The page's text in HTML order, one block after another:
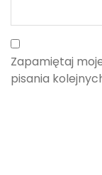
Zapamiętaj
pisania